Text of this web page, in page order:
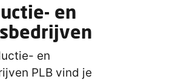
en
en
PLB vind je